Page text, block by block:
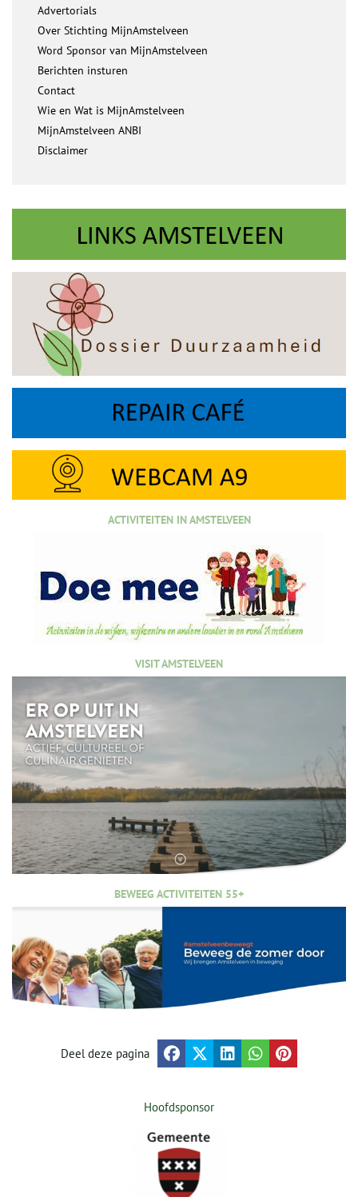
Advertorials
Over Stichting MijnAmstelveen
Word Sponsor van MijnAmstelveen
Berichten insturen
Contact
Wie en Wat is MijnAmstelveen
MijnAmstelveen ANBI
Disclaimer
ACTIVITEITEN IN AMSTELVEEN
VISIT AMSTELVEEN
BEWEEG ACTIVITEITEN 55+
Deel deze pagina
Hoofdsponsor